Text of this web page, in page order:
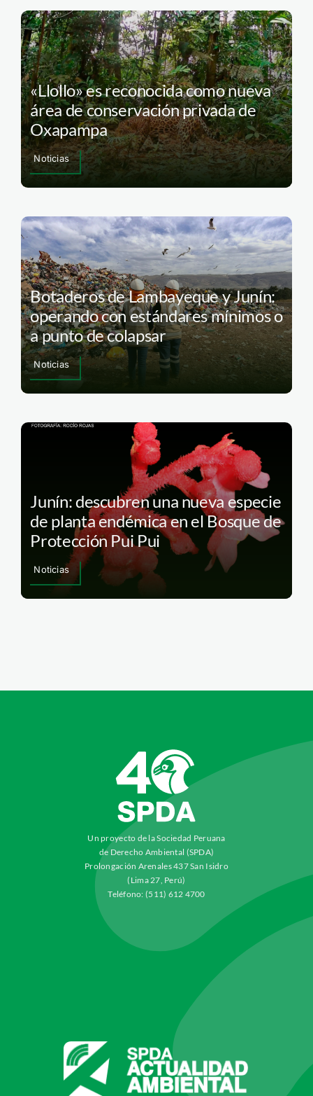
«Llollo» es reconocida como nueva
área de conservación privada de
Oxapampa
Noticias
Botaderos de Lambayeque y Junín:
operando con estándares mínimos o
a punto de colapsar
Noticias
Junín: descubren una nueva especie
de planta endémica en el Bosque de
Protección Pui Pui
Noticias
Un proyecto de la Sociedad Peruana
de Derecho Ambiental (SPDA)
Prolongación Arenales 437 San Isidro
(Lima 27, Perú)
Teléfono: (511) 612 4700